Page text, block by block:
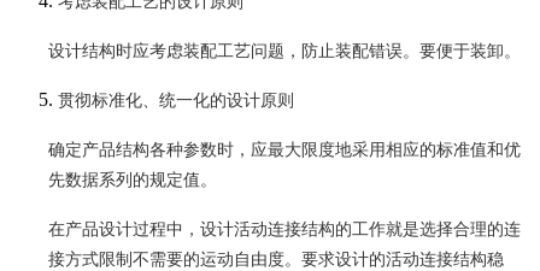
设计结构时应考虑装配工艺问题，防止装配错误。要便于装卸。
贯彻标准化、统一化的设计原则
确定产品结构各种参数时，应最大限度地采用相应的标准值和优
先数据系列的规定值。
在产品设计过程中，设计活动连接结构的工作就是选择合理的连
接方式限制不需要的运动自由度。要求设计的活动连接结构稳